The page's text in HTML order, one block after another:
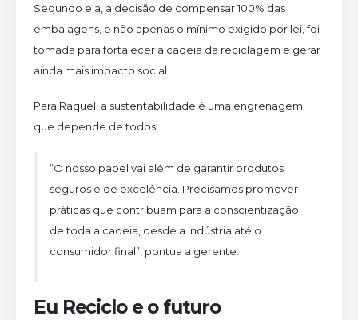
Segundo ela, a decisão de compensar 100% das
embalagens, e não apenas o mínimo exigido por lei, foi
tomada para fortalecer a cadeia da reciclagem e gerar
ainda mais impacto social.
Para Raquel, a sustentabilidade é uma engrenagem
que depende de todos.
“O nosso papel vai além de garantir produtos
seguros e de excelência. Precisamos promover
práticas que contribuam para a conscientização
de toda a cadeia, desde a indústria até o
consumidor final”, pontua a gerente.
Eu Reciclo e o futuro